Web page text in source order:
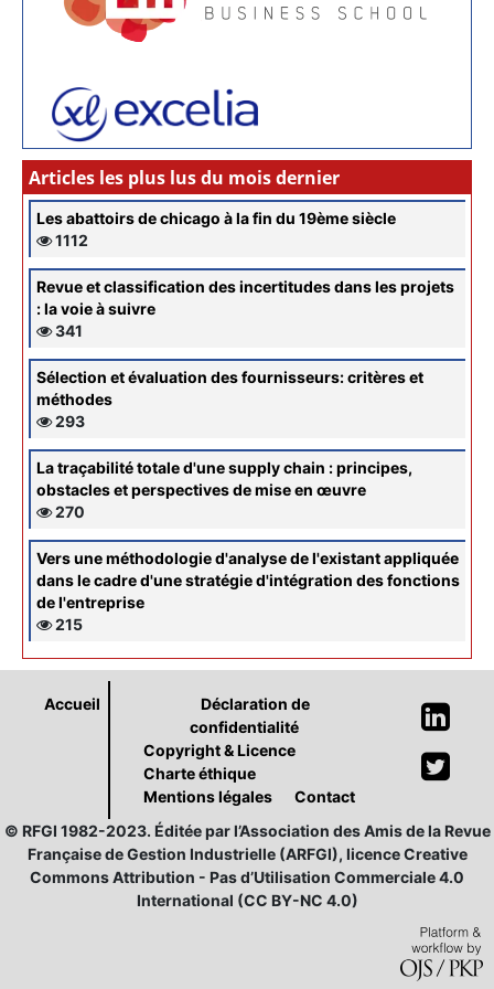
Articles les plus lus du mois dernier
Les abattoirs de chicago à la fin du 19ème siècle
1112
Revue et classification des incertitudes dans les projets
: la voie à suivre
341
Sélection et évaluation des fournisseurs: critères et
méthodes
293
La traçabilité totale d'une supply chain : principes,
obstacles et perspectives de mise en œuvre
270
Vers une méthodologie d'analyse de l'existant appliquée
dans le cadre d'une stratégie d'intégration des fonctions
de l'entreprise
215
Accueil
Déclaration de
confidentialité
Copyright & Licence
Charte éthique
Mentions légales
Contact
© RFGI 1982-2023. Éditée par l’Association des Amis de la Revue
Française de Gestion Industrielle (ARFGI), licence Creative
Commons Attribution - Pas d’Utilisation Commerciale 4.0
International (CC BY-NC 4.0)